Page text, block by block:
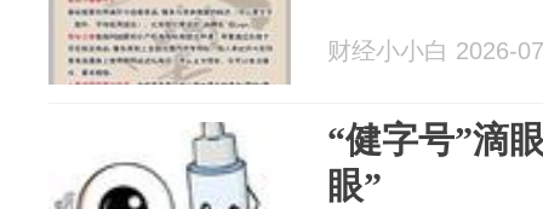
财经小小白 2026-
“健字号”滴
眼”